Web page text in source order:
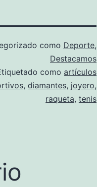
como Deporte,
Destacamos
como artículos
, diamantes, joyero,
raqueta, tenis